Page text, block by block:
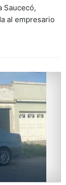
Saucecó,
al empresario